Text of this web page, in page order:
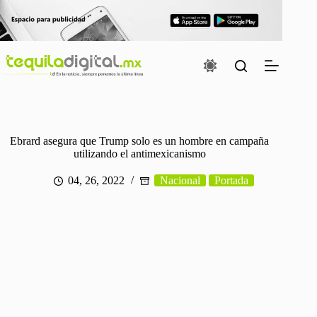
Saltar
al
contenido
Ebrard asegura que Trump solo es un hombre en campaña
utilizando el antimexicanismo
04, 26, 2022 Nacional Portada